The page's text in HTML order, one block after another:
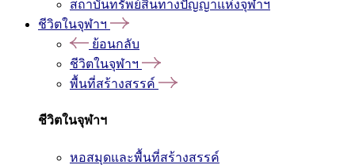
สถาบันทรัพย์สินทางปัญญาแห่งจุฬาฯ
ชีวิตในจุฬาฯ
ย้อนกลับ
ชีวิตในจุฬาฯ
พื้นที่สร้างสรรค์
ชีวิตในจุฬาฯ
หอสมุดและพื้นที่สร้างสรรค์